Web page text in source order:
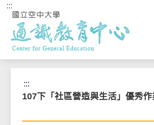
跳到主要內容區塊
:::
首頁>相關連結Link
:::
107下「社區營造與生活」優秀